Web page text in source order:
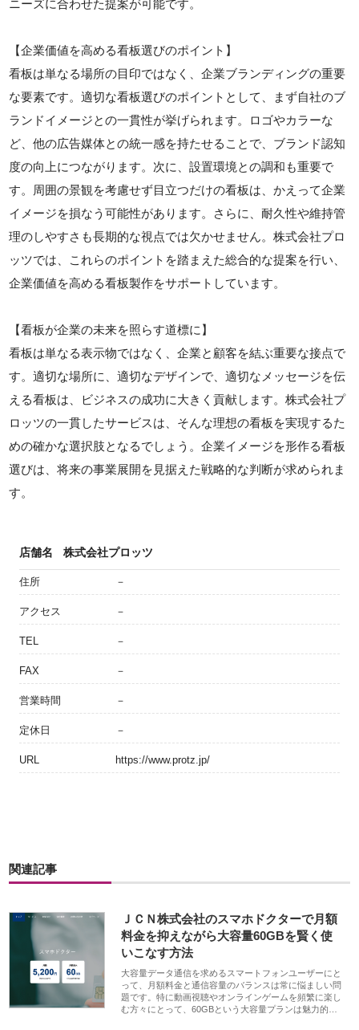
ニーズに合わせた提案が可能です。
【企業価値を高める看板選びのポイント】
看板は単なる場所の目印ではなく、企業ブランディングの重要
な要素です。適切な看板選びのポイントとして、まず自社のブ
ランドイメージとの一貫性が挙げられます。ロゴやカラーな
ど、他の広告媒体との統一感を持たせることで、ブランド認知
度の向上につながります。次に、設置環境との調和も重要で
す。周囲の景観を考慮せず目立つだけの看板は、かえって企業
イメージを損なう可能性があります。さらに、耐久性や維持管
理のしやすさも長期的な視点では欠かせません。株式会社プロ
ッツでは、これらのポイントを踏まえた総合的な提案を行い、
企業価値を高める看板製作をサポートしています。
【看板が企業の未来を照らす道標に】
看板は単なる表示物ではなく、企業と顧客を結ぶ重要な接点で
す。適切な場所に、適切なデザインで、適切なメッセージを伝
える看板は、ビジネスの成功に大きく貢献します。株式会社プ
ロッツの一貫したサービスは、そんな理想の看板を実現するた
めの確かな選択肢となるでしょう。企業イメージを形作る看板
選びは、将来の事業展開を見据えた戦略的な判断が求められま
す。
店舗名 株式会社プロッツ
住所 －
アクセス －
TEL －
FAX －
営業時間 －
定休日 －
URL https://www.protz.jp/
関連記事
ＪＣＮ株式会社のスマホドクターで月額
料金を抑えながら大容量60GBを賢く使
いこなす方法
大容量データ通信を求めるスマートフォンユーザーにと
って、月額料金と通信容量のバランスは常に悩ましい問
題です。特に動画視聴やオンラインゲームを頻繁に楽し
む方々にとって、60GBという大容量プランは魅力的…